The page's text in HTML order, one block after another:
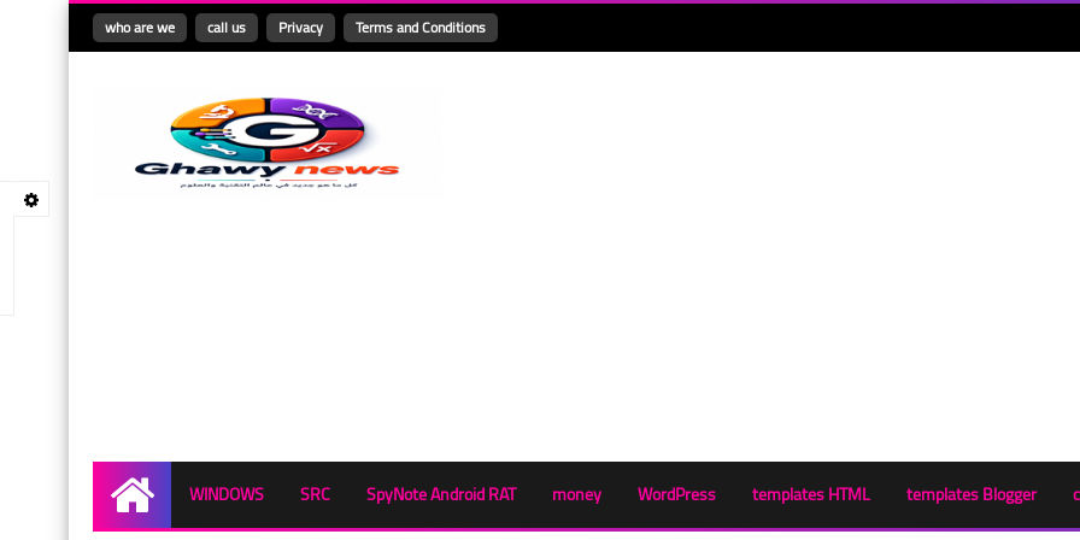
who are we call us Privacy Terms and Conditions
Home
WINDOWS SRC SpyNote Android RAT money WordPress templates HTML templates Blogger